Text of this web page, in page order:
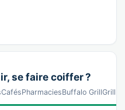
se faire coiffer ?
GrillGrill ·